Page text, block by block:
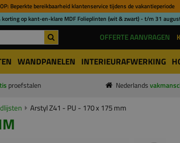
Beperkte bereikbaarheid klantenservice tijdens de vakantieperiode
korting op kant-en-klare MDF Folieplinten (wit & zwart) - t/m 31
OFFERTE AANVRAGEN
WANDPANELEN INTERIEURAFWERKING
proefstalen Nederlands
Arstyl Z41 - PU - 170 x 175 mm